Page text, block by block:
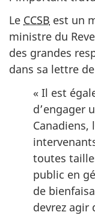
Le CCSB est un
ministre du
des grandes
dans sa lettre
« Il est
d’engager
Canadiens,
toutes
public en
de
devrez agir